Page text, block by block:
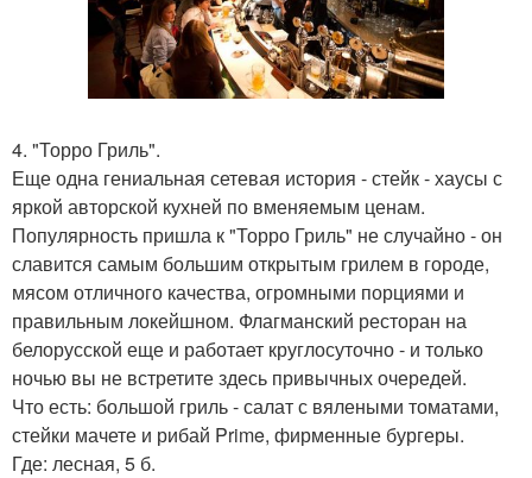
4. "Торро Гриль".
Еще одна гениальная сетевая история - стейк - хаусы с
яркой авторской кухней по вменяемым ценам.
Популярность пришла к "Торро Гриль" не случайно - он
славится самым большим открытым грилем в городе,
мясом отличного качества, огромными порциями и
правильным локейшном. Флагманский ресторан на
белорусской еще и работает круглосуточно - и только
ночью вы не встретите здесь привычных очередей.
Что есть: большой гриль - салат с вялеными томатами,
стейки мачете и рибай Prime, фирменные бургеры.
Где: лесная, 5 б.